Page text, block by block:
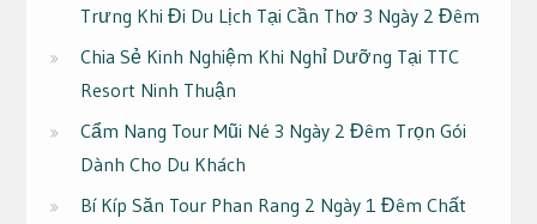
Trưng Khi Đi Du Lịch Tại Cần Thơ 3 Ngày 2 Đêm
Chia Sẻ Kinh Nghiệm Khi Nghỉ Dưỡng Tại TTC
Resort Ninh Thuận
Cẩm Nang Tour Mũi Né 3 Ngày 2 Đêm Trọn Gói
Dành Cho Du Khách
Bí Kíp Săn Tour Phan Rang 2 Ngày 1 Đêm Chất